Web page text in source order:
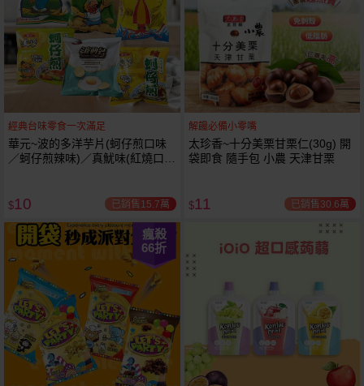
經典台味零食一次滿足
華元~波的多洋芋片(蚵仔煎口味
／蚵仔煎辣味)／真魷味(紅燒口
選 小包
$10 已銷售15.7萬
解饞必備小零嘴
太珍香~十分美栗甘栗仁(30g) 開
袋即食 隨手包 小農 天津甘栗
$11 已銷售30.6萬
瘋殺
66折